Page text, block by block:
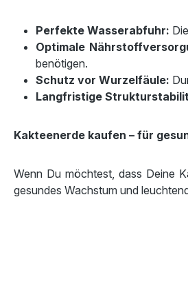
Perfekte Wasserabfuhr:
Optimale
benötigen.
Schutz vor Wurzelfäule:
Langfristige
Kakteenerde kaufen – für
Wenn Du möchtest, dass Deine
gesundes Wachstum und